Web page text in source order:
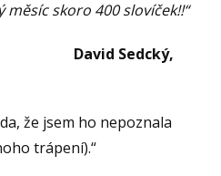
měsíc skoro 400 slovíček!!“
David Sedcký,
že jsem ho nepoznala
trápení).“